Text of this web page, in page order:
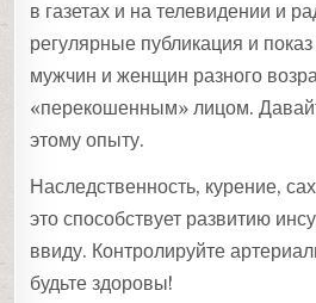
в газетах и на телевидении и
регулярные публикация и
мужчин и женщин разного
«перекошенным» лицом.
этому опыту.
Наследственность, курение,
это способствует развитию
ввиду. Контролируйте
будьте здоровы!